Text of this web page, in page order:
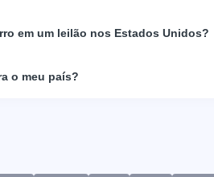
em um leilão nos Estados Unidos?
o meu país?